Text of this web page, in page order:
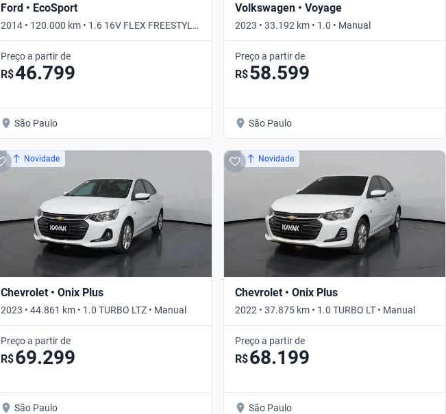
Ford • EcoSport
2014 • 120.000 km • 1.6 16V FLEX FREESTYLE
PLUS • Manual
Preço a partir de
R$46.799
São Paulo
Volkswagen • Voyage
2023 • 33.192 km • 1.0 • Manual
Preço a partir de
R$58.599
São Paulo
Novidade
Chevrolet • Onix Plus
2023 • 44.861 km • 1.0 TURBO LTZ • Manual
Preço a partir de
R$69.299
São Paulo
Novidade
Chevrolet • Onix Plus
2022 • 37.875 km • 1.0 TURBO LT • Manual
Preço a partir de
R$68.199
São Paulo